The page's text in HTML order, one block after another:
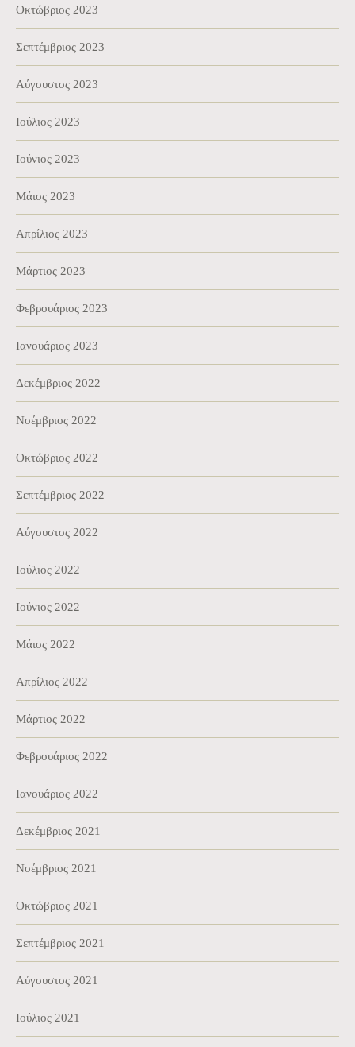
Οκτώβριος 2023
Σεπτέμβριος 2023
Αύγουστος 2023
Ιούλιος 2023
Ιούνιος 2023
Μάιος 2023
Απρίλιος 2023
Μάρτιος 2023
Φεβρουάριος 2023
Ιανουάριος 2023
Δεκέμβριος 2022
Νοέμβριος 2022
Οκτώβριος 2022
Σεπτέμβριος 2022
Αύγουστος 2022
Ιούλιος 2022
Ιούνιος 2022
Μάιος 2022
Απρίλιος 2022
Μάρτιος 2022
Φεβρουάριος 2022
Ιανουάριος 2022
Δεκέμβριος 2021
Νοέμβριος 2021
Οκτώβριος 2021
Σεπτέμβριος 2021
Αύγουστος 2021
Ιούλιος 2021